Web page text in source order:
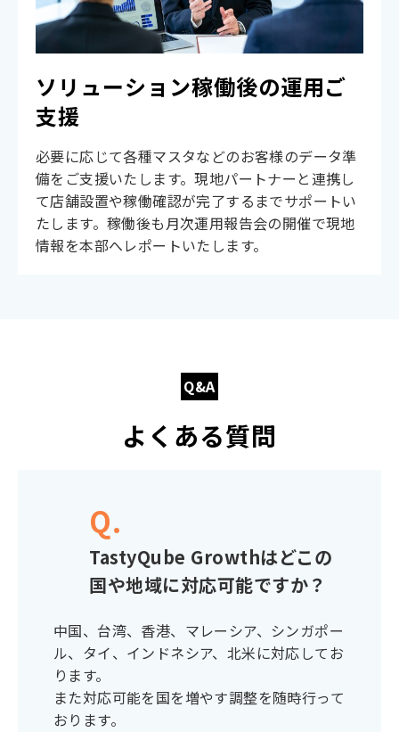
ソリューション稼働後の運用ご
支援
必要に応じて各種マスタなどのお客様のデータ準
備をご支援いたします。現地パートナーと連携し
て店舗設置や稼働確認が完了するまでサポートい
たします。稼働後も月次運用報告会の開催で現地
情報を本部へレポートいたします。
Q&A
よくある質問
Q.
TastyQube Growthはどこの
国や地域に対応可能ですか？
中国、台湾、香港、マレーシア、シンガポー
ル、タイ、インドネシア、北米に対応してお
ります。
また対応可能を国を増やす調整を随時行って
おります。